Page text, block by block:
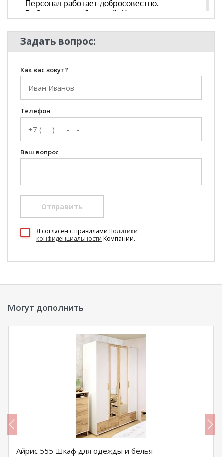
Комната
Кабинет/Офис
Пол
Задать вопрос:
Как вас зовут?
Телефон
Ваш вопрос
Отправить
Я согласен c правилами Политики
конфиденциальности Компании.
Могут дополнить
Айрис 555 Шкаф для одежды и белья